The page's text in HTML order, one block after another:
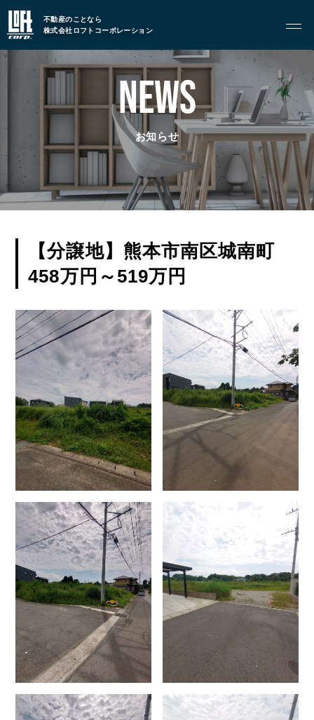
不動産のことなら
株式会社ロフトコーポレーション
GARAGE APART ガレージアパート
G BASE
ABOUT 私たちについて
- 会社概要
- スタッフ紹介
FOOD 飲食部門
- ル・カフェニシハラ
- 四季即贅喰
NEWS
お知らせ
【分譲地】熊本市南区城南町
458万円～519万円